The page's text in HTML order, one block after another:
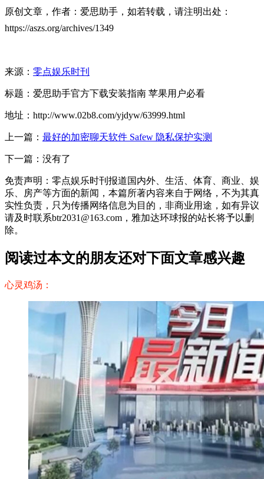
原创文章，作者：爱思助手，如若转载，请注明出处：
https://aszs.org/archives/1349
来源： 零点娱乐时刊
标题：爱思助手官方下载安装指南 苹果用户必看
地址：http://www.02b8.com/yjdyw/63999.html
上一篇： 最好的加密聊天软件 Safew 隐私保护实测
下一篇：没有了
免责声明：零点娱乐时刊报道国内外、生活、体育、商业、娱
乐、房产等方面的新闻，本篇所著内容来自于网络，不为其真
实性负责，只为传播网络信息为目的，非商业用途，如有异议
请及时联系btr2031@163.com，雅加达环球报的站长将予以删
除。
阅读过本文的朋友还对下面文章感兴趣
心灵鸡汤：